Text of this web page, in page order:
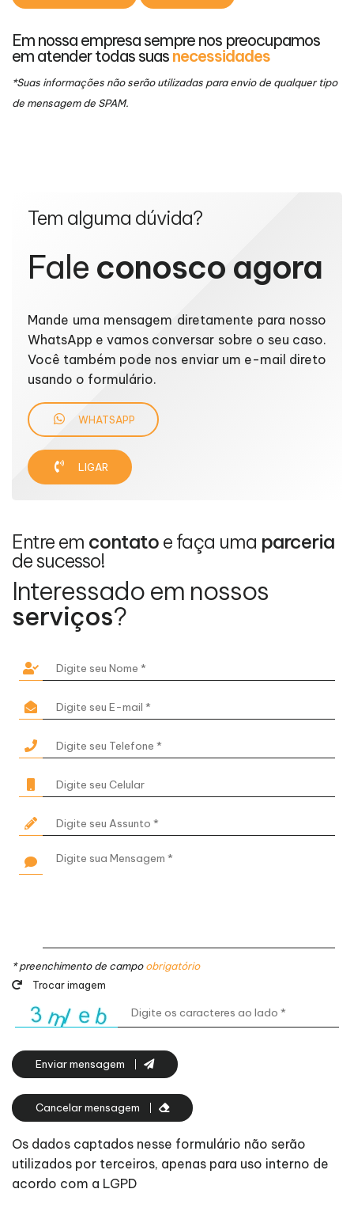
Em nossa empresa sempre nos preocupamos
em atender todas suas necessidades
*Suas informações não serão utilizadas para envio de qualquer tipo
de mensagem de SPAM.
Tem alguma dúvida?
Fale conosco agora
Mande uma mensagem diretamente para nosso
WhatsApp e vamos conversar sobre o seu caso.
Você também pode nos enviar um e-mail direto
usando o formulário.
WHATSAPP
LIGAR
Entre em contato e faça uma parceria
de sucesso!
Interessado em nossos
serviços?
* preenchimento de campoobrigatório
Trocar imagem
Enviar mensagem
Cancelar mensagem
Os dados captados nesse formulário não serão
utilizados por terceiros, apenas para uso interno de
acordo com a LGPD